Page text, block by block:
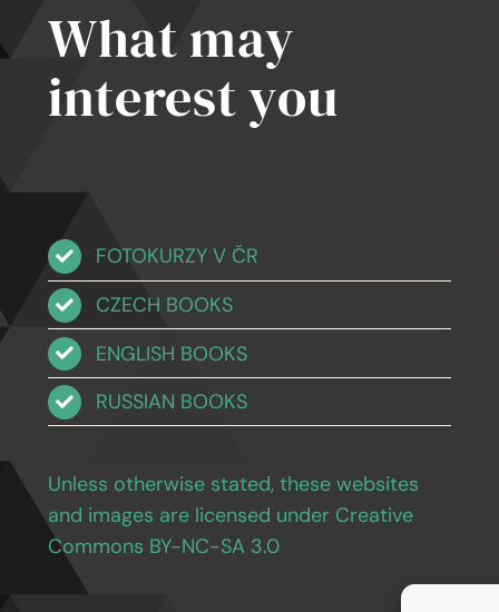
What may
interest you
FOTOKURZY V ČR
CZECH BOOKS
ENGLISH BOOKS
RUSSIAN BOOKS
Unless otherwise stated, these websites
and images are licensed under Creative
Commons BY-NC-SA 3.0.